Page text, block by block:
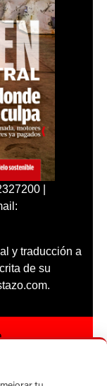
|
y traducción a
de su